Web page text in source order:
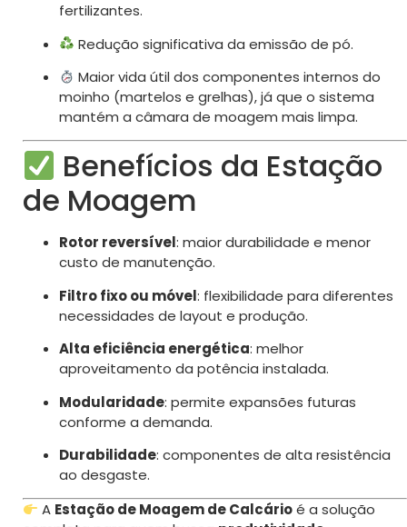
fertilizantes.
Redução significativa da emissão de pó.
Maior vida útil dos componentes internos do
moinho (martelos e grelhas), já que o sistema
mantém a câmara de moagem mais limpa.
Benefícios da Estação
de Moagem
Rotor reversível: maior durabilidade e menor
custo de manutenção.
Filtro fixo ou móvel: flexibilidade para diferentes
necessidades de layout e produção.
Alta eficiência energética: melhor
aproveitamento da potência instalada.
Modularidade: permite expansões futuras
conforme a demanda.
Durabilidade: componentes de alta resistência
ao desgaste.
A Estação de Moagem de Calcárioé a solução